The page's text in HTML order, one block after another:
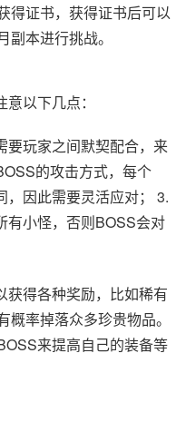
得证书，获得证书后可以
本进行挑战。
以下几点：
要玩家之间默契配合，来
的攻击方式，每个
，因此需要灵活应对； 3.
有小怪，否则BOSS会对
获得各种奖励，比如稀有
率掉落众多珍贵物品。
来提高自己的装备等